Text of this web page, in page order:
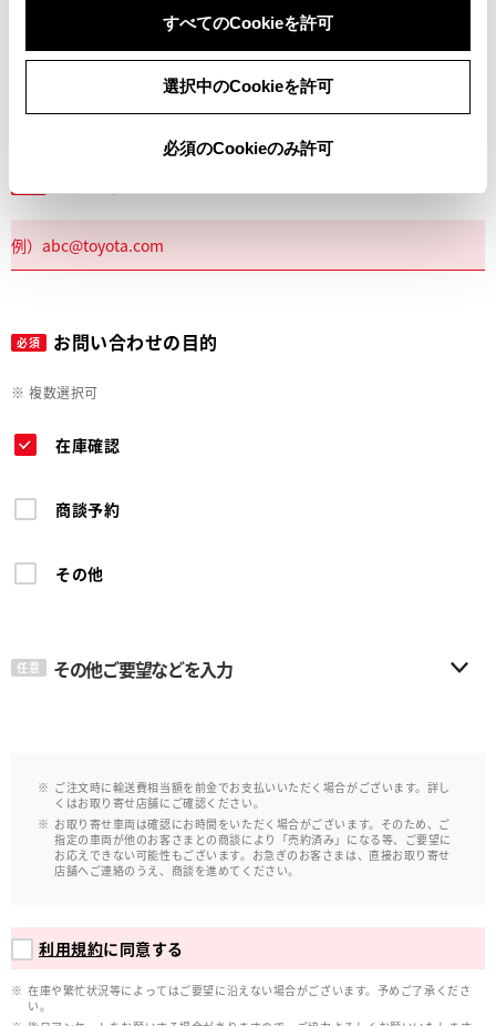
すべてのCookieを許可
選択中のCookieを許可
必須のCookieのみ許可
必須 お問い合わせの目的
※ 複数選択可
在庫確認
商談予約
その他
任意 その他ご要望などを入力
ご注文時に輸送費相当額を前金でお支払いいただく場合がございます。詳し
くはお取り寄せ店舗にご確認ください。
お取り寄せ車両は確認にお時間をいただく場合がございます。そのため、ご
指定の車両が他のお客さまとの商談により「売約済み」になる等、ご要望に
お応えできない可能性もございます。お急ぎのお客さまは、直接お取り寄せ
店舗へご連絡のうえ、商談を進めてください。
利用規約に同意する
在庫や繁忙状況等によってはご要望に沿えない場合がございます。予めご了承くださ
い。